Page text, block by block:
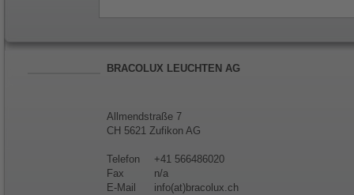
BRACOLUX LEUCHTEN AG
Allmendstraße 7
CH 5621 Zufikon AG
Telefon
+41 566486020
Fax
n/a
E-Mail
info(at)bracolux.ch